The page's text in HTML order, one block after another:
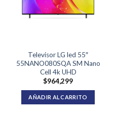
Televisor LG led 55″
55NANO080SQA SM Nano
Cell 4k UHD
$964,299
AÑADIR AL CARRITO